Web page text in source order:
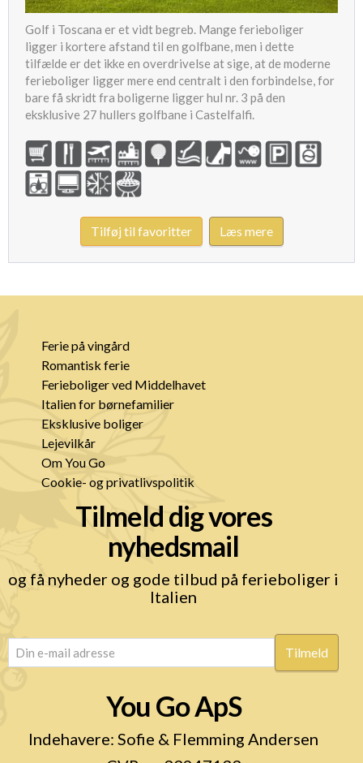
Golf i Toscana er et vidt begreb. Mange ferieboliger
ligger i kortere afstand til en golfbane, men i dette
tilfælde er det ikke en overdrivelse at sige, at de moderne
ferieboliger ligger mere end centralt i den forbindelse, for
bare få skridt fra boligerne ligger hul nr. 3 på den
eksklusive 27 hullers golfbane i Castelfalfi.
Tilføj til favoritter Læs mere
Ferie på vingård
Romantisk ferie
Ferieboliger ved Middelhavet
Italien for børnefamilier
Eksklusive boliger
Lejevilkår
Om You Go
Cookie- og privatlivspolitik
Tilmeld dig vores
nyhedsmail
og få nyheder og gode tilbud på ferieboliger i
Italien
(Påkrævet)
You Go ApS
Indehavere: Sofie & Flemming Andersen